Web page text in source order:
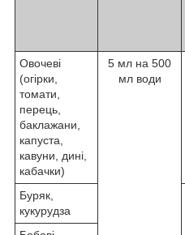
Овочеві
(огірки,
томати,
перець,
баклажани,
капуста,
кавуни, дині,
кабачки)
5 мл на 500
мл води
Буряк,
кукурудза